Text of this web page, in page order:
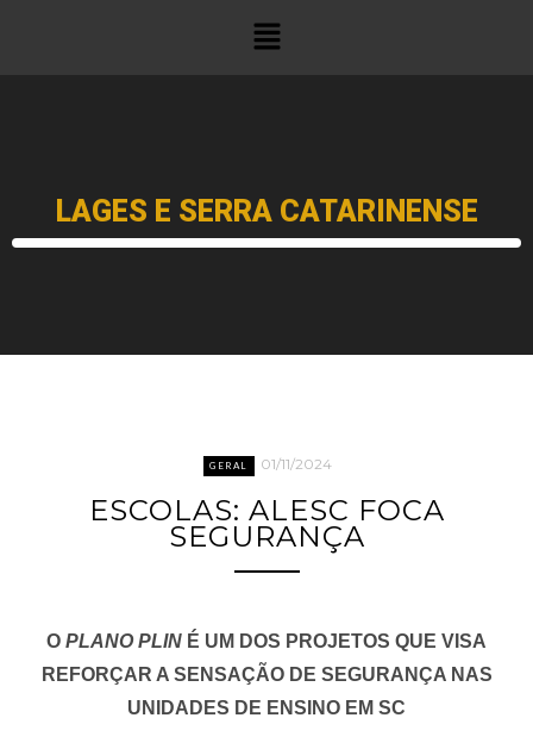
LAGES E SERRA CATARINENSE
GERAL 01/11/2024
ESCOLAS: ALESC FOCA
SEGURANÇA
O PLANO PLIN É UM DOS PROJETOS QUE VISA
REFORÇAR A SENSAÇÃO DE SEGURANÇA NAS
UNIDADES DE ENSINO EM SC